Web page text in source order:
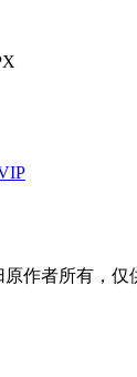
作者所有，